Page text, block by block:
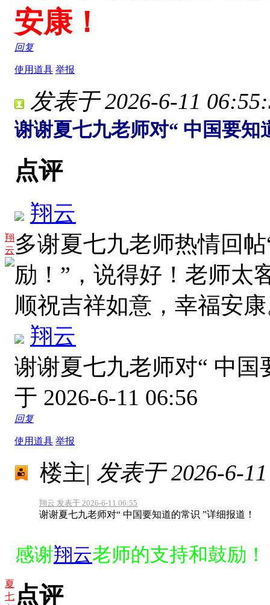
安康！
回复
使用道具 举报
翔
云
发表于 2026-6-11
谢谢夏七九老师对“ 中国要知
点评
翔云
多谢夏七九老师热情回
励！”，说得好！老师太
顺祝吉祥如意，幸福安
翔云
谢谢夏七九老师对“ 中
于 2026-6-11 06:56
回复
使用道具 举报
夏
七
楼主| 发表于 2026-6-
翔云 发表于 2026-6-11 06:55
谢谢夏七九老师对“ 中国要知道的常识 ”详细报道！
感谢翔云老师的支持和鼓励！
点评